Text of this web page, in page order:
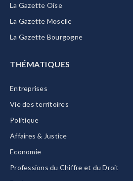
La Gazette Oise
La Gazette Moselle
La Gazette Bourgogne
THÉMATIQUES
Entreprises
Vie des territoires
Politique
Affaires & Justice
Economie
Professions du Chiffre et du Droit